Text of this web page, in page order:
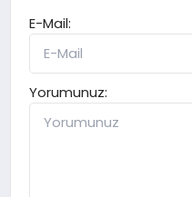
E-Mail:
Yorumunuz: